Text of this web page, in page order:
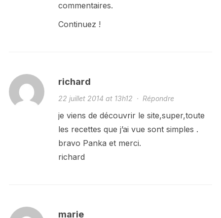
commentaires.
Continuez !
richard
22 juillet 2014 at 13h12 · Répondre
je viens de découvrir le site,super,toute
les recettes que j’ai vue sont simples .
bravo Panka et merci.
richard
marie